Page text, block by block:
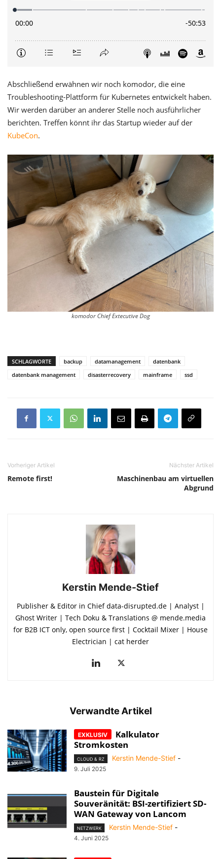
Abschließend erwähnen wir noch komodor, die eine
Troubleshooting-Plattform für Kubernetes entwickelt haben.
Wir werden darüber an anderer Stelle noch ausführlicher
berichten. Treffen könnt ihr das Startup wieder auf der
KubeCon.
komodor Chief Extecutive Dog
SCHLAGWORTE backup datamanagement
datenbank
datenbank management
disasterrecovery mainframe ssd
Vorheriger Artikel
Remote first!
Nächster Artikel
Maschinenbau am virtuellen
Abgrund
Kerstin Mende-Stief
Publisher & Editor in Chief data-disrupted.de | Analyst |
Ghost Writer | Tech Doku & Translations @ mende.media
for B2B ICT only, open source first | Cocktail Mixer | House
Electrician | cat herder
Verwandte Artikel
Kalkulator
Stromkosten
CLOUD & RZ Kerstin Mende-Stief -
9. Juli 2025
Baustein für Digitale
Souveränität: BSI-zertifiziert SD-
WAN Gateway von Lancom
NETZWERK Kerstin Mende-Stief -
4. Juni 2025